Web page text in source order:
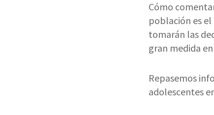
Cómo
población es
tomarán las
gran medida
Repasemos
adolescentes